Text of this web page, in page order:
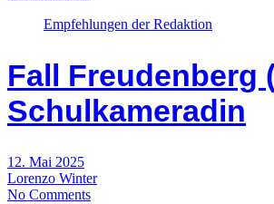
Empfehlungen der Redaktion
Fall Freudenberg
Schulkameradin
12. Mai 2025
Lorenzo Winter
No Comments